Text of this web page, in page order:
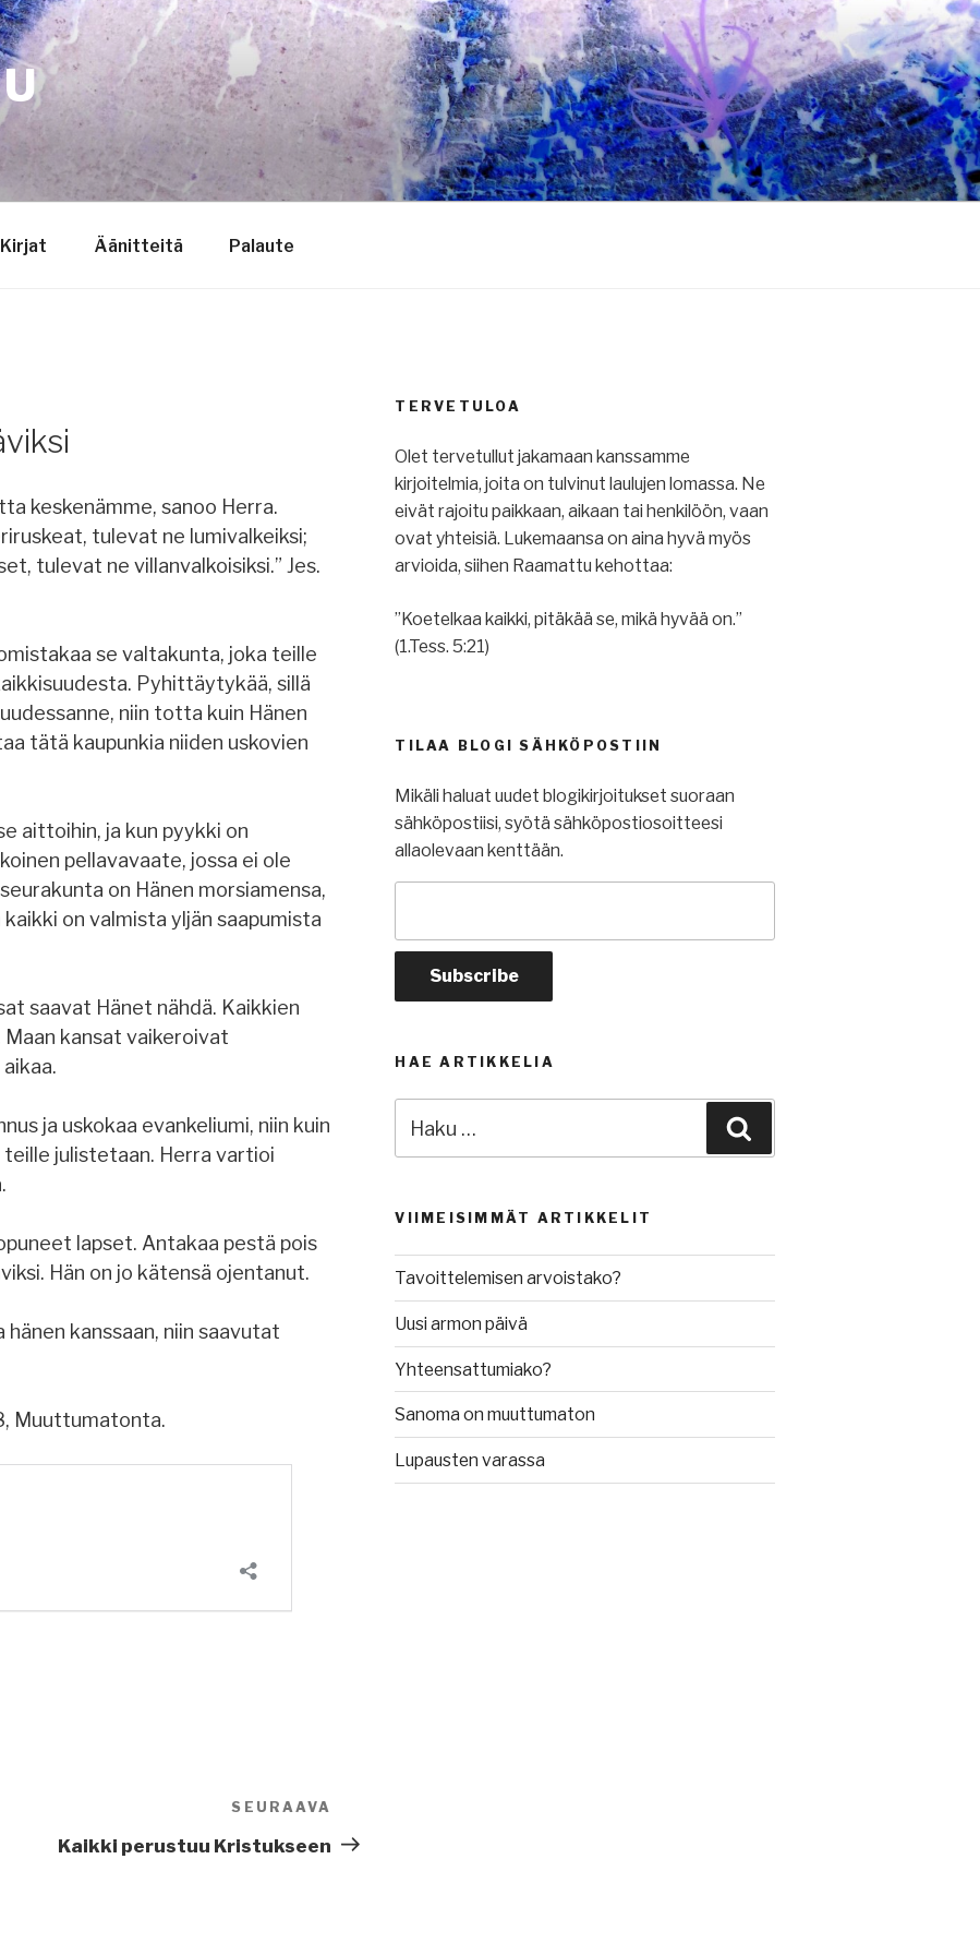
Kirjat Äänitteitä Palaute
keskenämme, sanoo Herra.
tulevat ne lumivalkeiksi;
tulevat ne villanvalkoisiksi.” Jes.
se valtakunta, joka teille
Pyhittäytykää, sillä
niin totta kuin Hänen
tätä kaupunkia niiden uskovien
aittoihin, ja kun pyykki on
pellavavaate, jossa ei ole
on Hänen morsiamensa,
on valmista yljän saapumista
saavat Hänet nähdä. Kaikkien
kansat vaikeroivat
ja uskokaa evankeliumi, niin kuin
julistetaan. Herra vartioi
lapset. Antakaa pestä pois
Hän on jo kätensä ojentanut.
hänen kanssaan, niin saavutat
Muuttumatonta.
artikkeli
SEURAAVA
Kaikki perustuu Kristukseen
TERVETULOA
Olet tervetullut jakamaan kanssamme
kirjoitelmia, joita on tulvinut laulujen lomassa. Ne
eivät rajoitu paikkaan, aikaan tai henkilöön, vaan
ovat yhteisiä. Lukemaansa on aina hyvä myös
arvioida, siihen Raamattu kehottaa:
”Koetelkaa kaikki, pitäkää se, mikä hyvää on.”
(1.Tess. 5:21)
TILAA BLOGI SÄHKÖPOSTIIN
Mikäli haluat uudet blogikirjoitukset suoraan
sähköpostiisi, syötä sähköpostiosoitteesi
allaolevaan kenttään.
HAE ARTIKKELIA
VIIMEISIMMÄT ARTIKKELIT
Tavoittelemisen arvoistako?
Uusi armon päivä
Yhteensattumiako?
Sanoma on muuttumaton
Lupausten varassa